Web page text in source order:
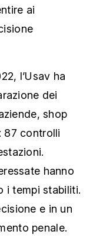
ai
l’Usav ha
dei
shop
87 controlli
hanno
i tempi stabiliti.
e in un
penale.